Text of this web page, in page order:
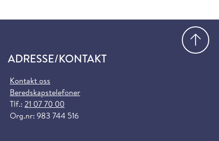
ADRESSE/KONTAKT
Kontakt oss
Beredskapstelefoner
Tlf.: 21 07 70 00
Org.nr: 983 744 516